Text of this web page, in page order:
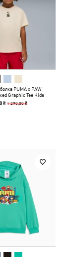
PUMA x PAW
Graphic Tee Kids
₴ 1 290,00 ₴